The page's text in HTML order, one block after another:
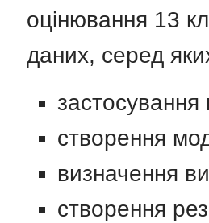
оцінювання 13
даних, серед
застосування
створення
визначення
створення